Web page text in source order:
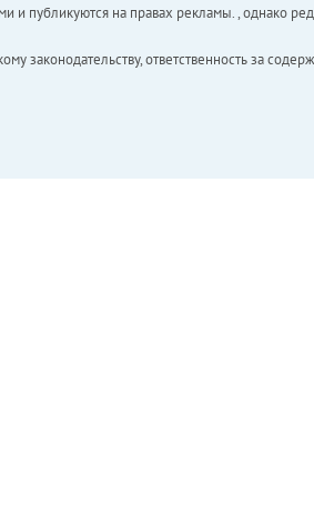
публикуются на правах рекламы. , однако
законодательству, ответственность за